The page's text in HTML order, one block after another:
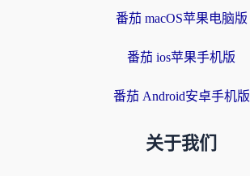
番茄 macOS苹果电脑版
番茄 ios苹果手机版
番茄 Android安卓手机版
关于我们